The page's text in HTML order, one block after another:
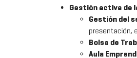
Gestión activa de
Gestión del
presentación,
Bolsa de
Aula